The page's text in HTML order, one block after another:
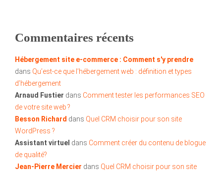
Commentaires récents
Hébergement site e-commerce : Comment s'y prendre
dans Qu’est-ce que l’hébergement web : définition et types
d’hébergement
Arnaud Fustier dans Comment tester les performances SEO
de votre site web ?
Besson Richard dans Quel CRM choisir pour son site
WordPress ?
Assistant virtuel dans Comment créer du contenu de blogue
de qualité?
Jean-Pierre Mercier dans Quel CRM choisir pour son site